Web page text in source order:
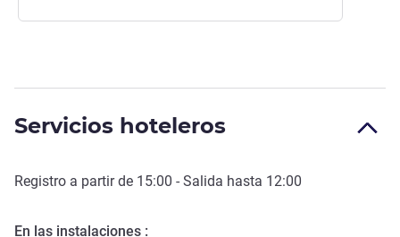
Servicios hoteleros
Registro a partir de 15:00 - Salida hasta 12:00
En las instalaciones